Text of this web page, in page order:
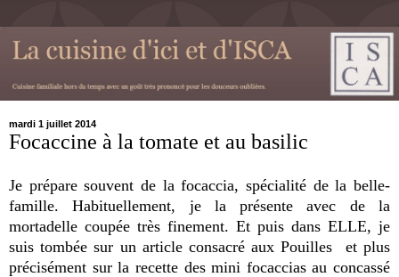
mardi 1 juillet 2014
Focaccine à la tomate et au basilic
Je prépare souvent de la focaccia, spécialité de la belle-
famille. Habituellement, je la présente avec de la
mortadelle coupée très finement. Et puis dans ELLE, je
suis tombée sur un article consacré aux Pouilles et plus
précisément sur la recette des mini focaccias au concassé